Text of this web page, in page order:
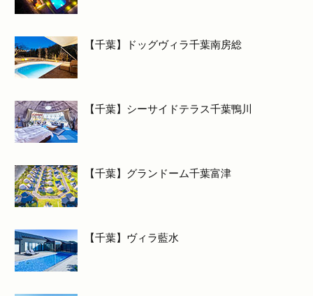
【千葉】ドッグヴィラ千葉南房総
【千葉】シーサイドテラス千葉鴨川
【千葉】グランドーム千葉富津
【千葉】ヴィラ藍水